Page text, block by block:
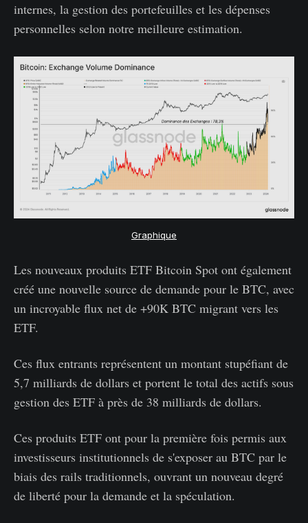
internes, la gestion des portefeuilles et les dépenses
personnelles selon notre meilleure estimation.
Graphique
Les nouveaux produits ETF Bitcoin Spot ont également
créé une nouvelle source de demande pour le BTC, avec
un incroyable flux net de +90K BTC migrant vers les
ETF.
Ces flux entrants représentent un montant stupéfiant de
5,7 milliards de dollars et portent le total des actifs sous
gestion des ETF à près de 38 milliards de dollars.
Ces produits ETF ont pour la première fois permis aux
investisseurs institutionnels de s'exposer au BTC par le
biais des rails traditionnels, ouvrant un nouveau degré
de liberté pour la demande et la spéculation.